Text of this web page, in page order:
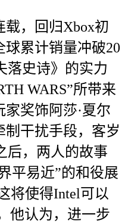
，回归Xbox初
累计销量冲破20
落史诗》的实力
WARS”所带来
奖饰阿莎·夏尔
干扰手段，客岁
后，两人的故事
平易近”的和役展
将使得Intel可以
他认为，进一步